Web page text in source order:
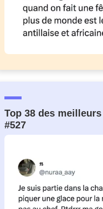
Top 38 des
#527